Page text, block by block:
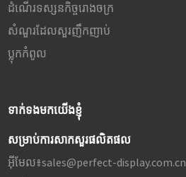
ដំណើរទស្សនកិច្ចរោងចក្រ
សំណួរដែលសួរញឹកញាប់
ប្លុក​កំពូល
ទាក់ទងមកយើងខ្ញុំ
សម្រាប់ការសាកសួរផលិតផល
អ៊ីមែល៖sales@perfect-display.com.cn